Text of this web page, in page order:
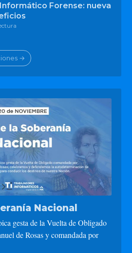
Forense: nueva
→
Nacional
gesta de la Vuelta de Obligado
de Rosas y comandada por